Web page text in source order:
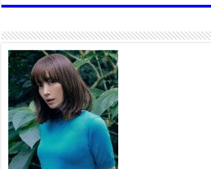
2026 оны 7 сар 21 / 16 цаг 47 минут
Тусгай замын автобус /BRT/
төслийн удирдах хорооны
ээлжит хуралдаан боллоо
2026 оны 7 сар 21 / 16 цаг 43 минут
Ерөнхий сайд Н.Учрал БНХАУ-
аас Монгол Улсад суугаа
Элчин сайд Шэнь
Миньжюанийг хүлээн авч